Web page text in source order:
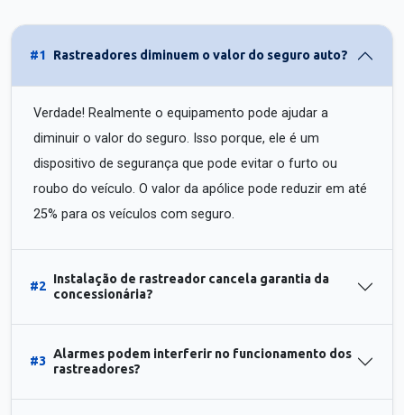
#1 Rastreadores diminuem o valor do seguro auto?
Verdade! Realmente o equipamento pode ajudar a
diminuir o valor do seguro. Isso porque, ele é um
dispositivo de segurança que pode evitar o furto ou
roubo do veículo. O valor da apólice pode reduzir em até
25% para os veículos com seguro.
#2
Instalação de rastreador cancela garantia da
concessionária?
#3
Alarmes podem interferir no funcionamento dos
rastreadores?